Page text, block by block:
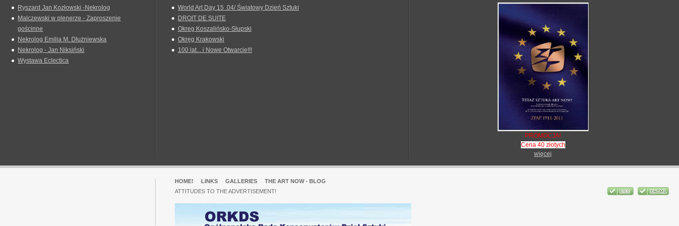
Ryszard Jan Kozłowski -Nekrolog
Malczewski w plenerze - Zaproszenie
gościnne
Nekrolog Emilia M. Dłużniewska
Nekrolog - Jan Niksiński
Wystawa Eclectica
World Art Day 15 .04/ Światowy Dzień Sztuki
DROIT DE SUITE
Okreg Koszalińsko-Słupski
Okręg Krakowski
100 lat... i Nowe Otwarcie!!!
PROMOCJA!
Cena 40 złotych
więcej
HOME! LINKS GALLERIES
THE ART NOW - BLOG
ATTITUDES TO THE ADVERTISEMENT!